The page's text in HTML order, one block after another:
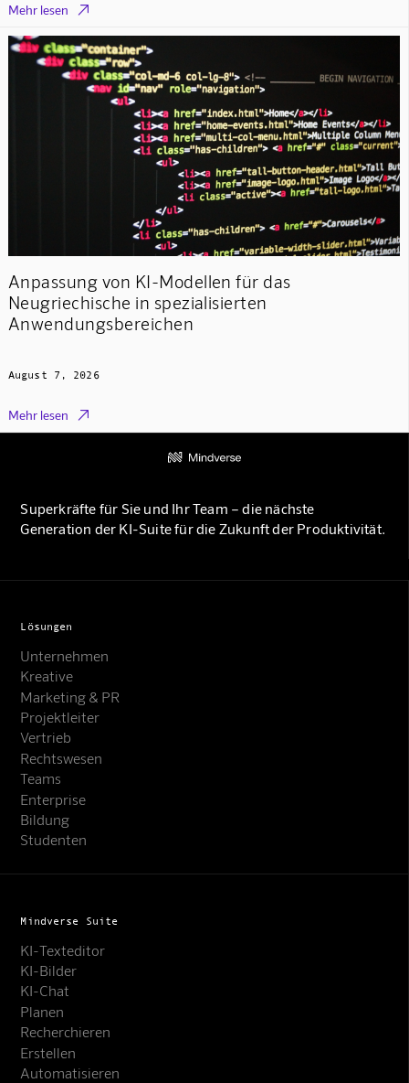
Mehr lesen 
Anpassung von KI-Modellen für das
Neugriechische in spezialisierten
Anwendungsbereichen
August 7, 2026
Mehr lesen 
Superkräfte für Sie und Ihr Team – die nächste
Generation der KI-Suite für die Zukunft der Produktivität.
Lösungen
Unternehmen
Kreative
Marketing & PR
Projektleiter
Vertrieb
Rechtswesen
Teams
Enterprise
Bildung
Studenten
Mindverse Suite
KI-Texteditor
KI-Bilder
KI-Chat
Planen
Recherchieren
Erstellen
Automatisieren